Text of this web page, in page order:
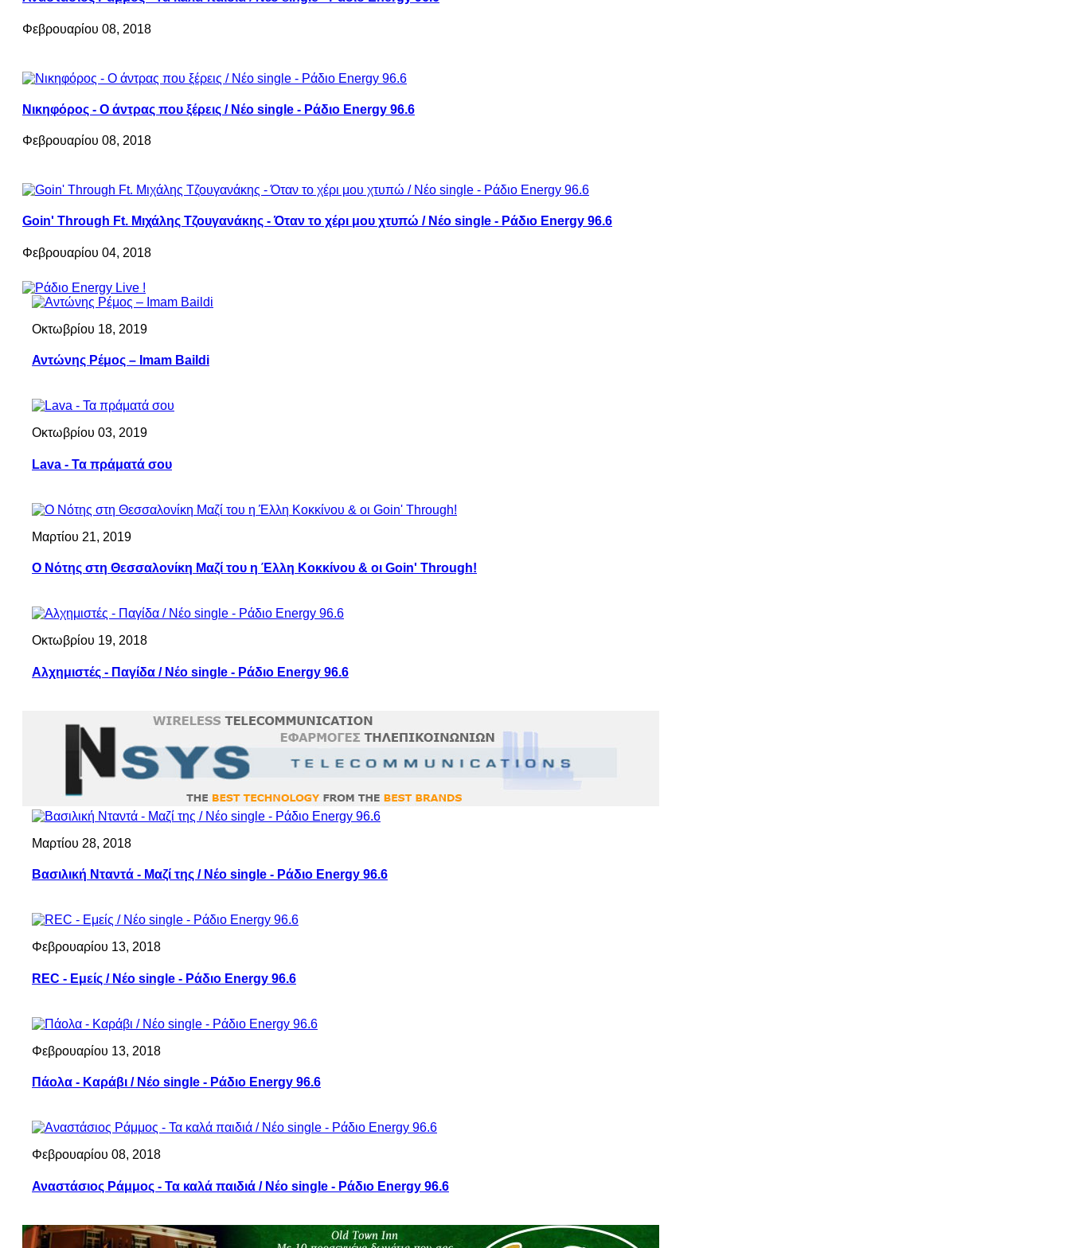
Φεβρουαρίου 08, 2018
Νικηφόρος - Ο άντρας που ξέρεις / Νέο single - Ράδιο Energy 96.6
Φεβρουαρίου 08, 2018
Goin' Through Ft. Μιχάλης Τζουγανάκης - Όταν το χέρι μου χτυπώ / Νέο single - Ράδιο Energy 96.6
Φεβρουαρίου 04, 2018
Οκτωβρίου 18, 2019
Αντώνης Ρέμος – Imam Baildi
Οκτωβρίου 03, 2019
Lava - Τα πράματά σου
Μαρτίου 21, 2019
Ο Νότης στη Θεσσαλονίκη Μαζί του η Έλλη Κοκκίνου & οι Goin' Through!
Οκτωβρίου 19, 2018
Αλχημιστές - Παγίδα / Νέο single - Ράδιο Energy 96.6
Μαρτίου 28, 2018
Βασιλική Νταντά - Μαζί της / Νέο single - Ράδιο Energy 96.6
Φεβρουαρίου 13, 2018
REC - Εμείς / Νέο single - Ράδιο Energy 96.6
Φεβρουαρίου 13, 2018
Πάολα - Καράβι / Νέο single - Ράδιο Energy 96.6
Φεβρουαρίου 08, 2018
Αναστάσιος Ράμμος - Τα καλά παιδιά / Νέο single - Ράδιο Energy 96.6